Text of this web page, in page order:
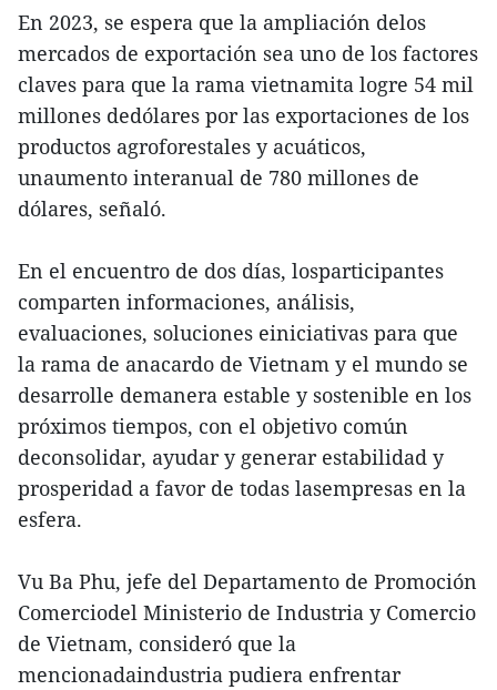
En 2023, se espera que la ampliación delos
mercados de exportación sea uno de los factores
claves para que la rama vietnamita logre 54 mil
millones dedólares por las exportaciones de los
productos agroforestales y acuáticos,
unaumento interanual de 780 millones de
dólares, señaló.
En el encuentro de dos días, losparticipantes
comparten informaciones, análisis,
evaluaciones, soluciones einiciativas para que
la rama de anacardo de Vietnam y el mundo se
desarrolle demanera estable y sostenible en los
próximos tiempos, con el objetivo común
deconsolidar, ayudar y generar estabilidad y
prosperidad a favor de todas lasempresas en la
esfera.
Vu Ba Phu, jefe del Departamento de Promoción
Comerciodel Ministerio de Industria y Comercio
de Vietnam, consideró que la
mencionadaindustria pudiera enfrentar